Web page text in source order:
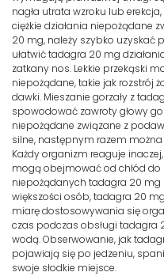
nagła utrata wzroku lub
ciężkie działania niepożądane
20 mg, należy szybko uzyskać
ułatwić tadagra 20 mg
zatkany nos. Lekkie przekąski
niepożądane, takie jak rozstrój
dawki. Mieszanie gorzały z
spowodować zawroty głowy
niepożądane związane z
silne, następnym razem
Każdy organizm reaguje
mogą obejmować od chłód do
niepożądanych tadagra 20 mg
większości osób, tadagra 20
miarę dostosowywania się
czas podczas obsługi tadagra
wodą. Obserwowanie, jak
pojawiają się po jedzeniu,
swoje słodkie miejsce.